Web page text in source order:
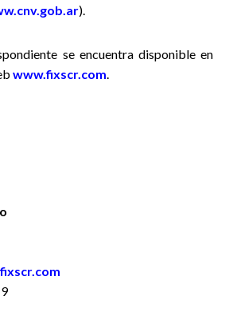
).
se encuentra disponible en
www.fixscr.com.